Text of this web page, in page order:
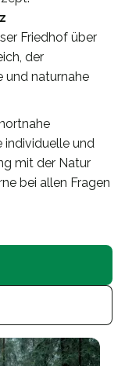
Friedhof über
der
und naturnahe
individuelle und
mit der Natur
bei allen Fragen